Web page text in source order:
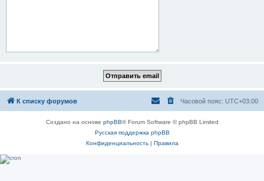
К списку форумов Часовой пояс: UTC+03:00
Создано на основе phpBB® Forum Software © phpBB Limited
Русская поддержка phpBB
Конфиденциальность| Правила